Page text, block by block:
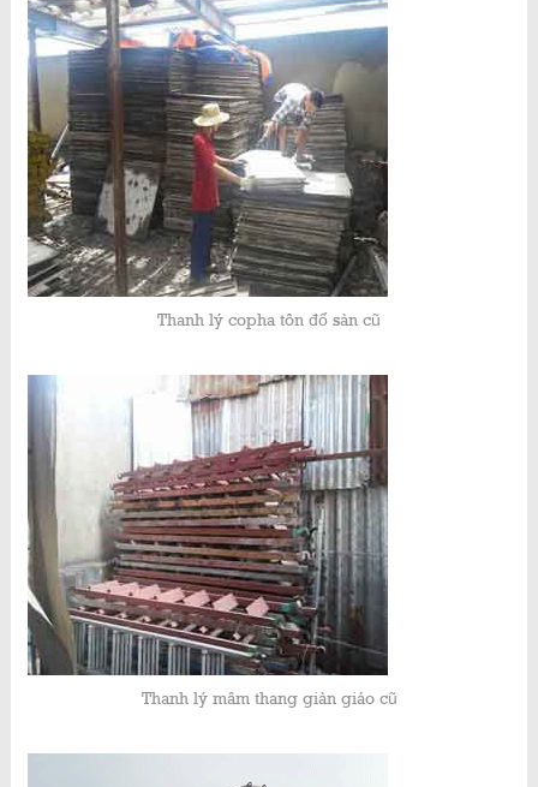
Thanh lý copha tôn đổ sàn cũ
Thanh lý mâm thang giàn giáo cũ